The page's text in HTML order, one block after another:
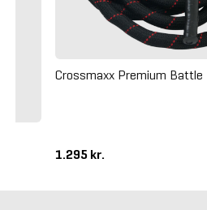
Crossmaxx Premium Battle
1.295 kr.